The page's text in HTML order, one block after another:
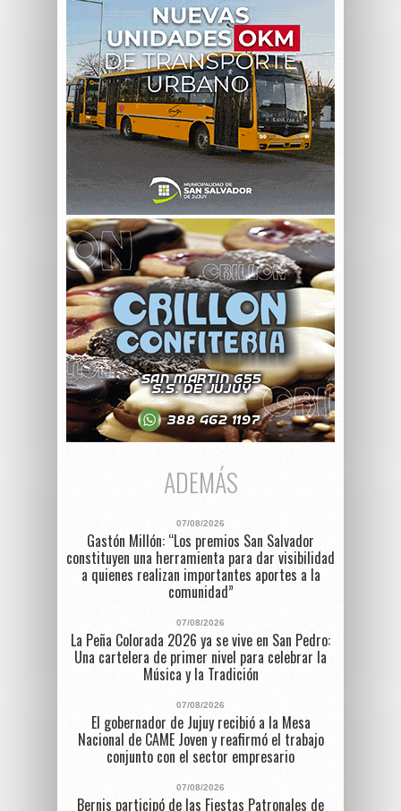
ADEMÁS
07/08/2026
Gastón Millón: “Los premios San Salvador
constituyen una herramienta para dar visibilidad
a quienes realizan importantes aportes a la
comunidad”
07/08/2026
La Peña Colorada 2026 ya se vive en San Pedro:
Una cartelera de primer nivel para celebrar la
Música y la Tradición
07/08/2026
El gobernador de Jujuy recibió a la Mesa
Nacional de CAME Joven y reafirmó el trabajo
conjunto con el sector empresario
07/08/2026
Bernis participó de las Fiestas Patronales de